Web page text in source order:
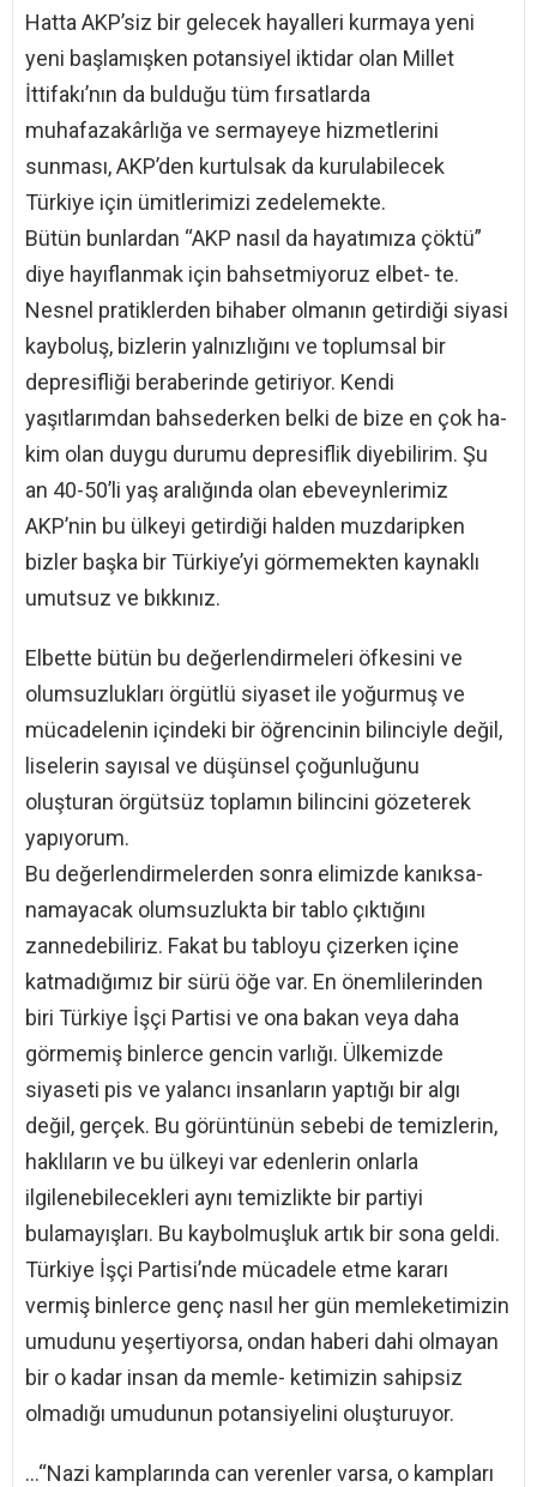
Hatta AKP’siz bir gelecek hayalleri kurmaya yeni
yeni başlamışken potansiyel iktidar olan Millet
İttifakı’nın da bulduğu tüm fırsatlarda
muhafazakârlığa ve sermayeye hizmetlerini
sunması, AKP’den kurtulsak da kurulabilecek
Türkiye için ümitlerimizi zedelemekte.
Bütün bunlardan “AKP nasıl da hayatımıza çöktü”
diye hayıflanmak için bahsetmiyoruz elbet- te.
Nesnel pratiklerden bihaber olmanın getirdiği siyasi
kayboluş, bizlerin yalnızlığını ve toplumsal bir
depresifliği beraberinde getiriyor. Kendi
yaşıtlarımdan bahsederken belki de bize en çok ha-
kim olan duygu durumu depresiflik diyebilirim. Şu
an 40-50’li yaş aralığında olan ebeveynlerimiz
AKP’nin bu ülkeyi getirdiği halden muzdaripken
bizler başka bir Türkiye’yi görmemekten kaynaklı
umutsuz ve bıkkınız.
Elbette bütün bu değerlendirmeleri öfkesini ve
olumsuzlukları örgütlü siyaset ile yoğurmuş ve
mücadelenin içindeki bir öğrencinin bilinciyle değil,
liselerin sayısal ve düşünsel çoğunluğunu
oluşturan örgütsüz toplamın bilincini gözeterek
yapıyorum.
Bu değerlendirmelerden sonra elimizde kanıksa-
namayacak olumsuzlukta bir tablo çıktığını
zannedebiliriz. Fakat bu tabloyu çizerken içine
katmadığımız bir sürü öğe var. En önemlilerinden
biri Türkiye İşçi Partisi ve ona bakan veya daha
görmemiş binlerce gencin varlığı. Ülkemizde
siyaseti pis ve yalancı insanların yaptığı bir algı
değil, gerçek. Bu görüntünün sebebi de temizlerin,
haklıların ve bu ülkeyi var edenlerin onlarla
ilgilenebilecekleri aynı temizlikte bir partiyi
bulamayışları. Bu kaybolmuşluk artık bir sona geldi.
Türkiye İşçi Partisi’nde mücadele etme kararı
vermiş binlerce genç nasıl her gün memleketimizin
umudunu yeşertiyorsa, ondan haberi dahi olmayan
bir o kadar insan da memle- ketimizin sahipsiz
olmadığı umudunun potansiyelini oluşturuyor.
…“Nazi kamplarında can verenler varsa, o kampları